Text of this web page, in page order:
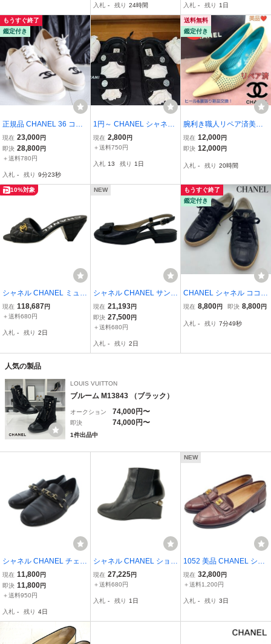
ス スニーカー 靴 シュー
ズ 23cm相当
入札 - 残り 24時間 入札 - 残り 1日
もうすぐ終了
鑑定付き
正規品 CHANEL 36 ココ
マーク リネン シューズ
スニーカー ローカットブ
ーツ ホワイト 白
現在 23,000円
即決 28,800円
＋送料780円
入札 - 残り 9分22秒
1円～ CHANEL シャネル
スポーツサンダル 36C ブ
ラック マトラッセ シルバ
現在 2,800円
＋送料750円
入札 13 残り 1日
送料無料
鑑定付き
腕利き職人リペア済美品
箱付【シャネル】ココマ
ークパンチング パンプス
現在 12,000円
即決 12,000円
入札 - 残り 20時間
10%対象
シャネル CHANEL ミュー
ル 36 C G38820 - レザー
黒 レディース 美品 靴
現在 118,687円
＋送料680円
入札 - 残り 2日
NEW
シャネル CHANEL サンダ
ル 36 C G30866 - ラムス
キン 黒 レディース リボ
ン/ココマーク/アウトソー
現在 21,193円
即決 27,500円
＋送料680円
入札 - 残り 2日
もうすぐ終了
鑑定付き
CHANEL シャネル ココマ
ーク 黒 スニーカー 靴 レ
表記サイズ：37 1/2（約2
現在 8,800円 即決 8,800円
入札 - 残り 7分48秒
人気の製品
LOUIS VUITTON
ブルーム M13843 （ブラック）
オークション 74,000円〜
即決 74,000円〜
1件出品中
シャネル CHANEL チェー
ンローファー ココマーク
レザー 36.5 ブラック G34
417 /UO レディース
現在 11,800円
即決 11,800円
＋送料950円
入札 - 残り 4日
シャネル CHANEL ショー
トブーツ G30738 - レザ
ー 黒 レディース サイド
靴
現在 27,225円
＋送料680円
入札 - 残り 1日
NEW
1052 美品 CHANEL シャ
ネル ココマーク ターンロ
ック ローファー 36 23cm
ブラウン
現在 32,800円
＋送料1,200円
入札 - 残り 3日